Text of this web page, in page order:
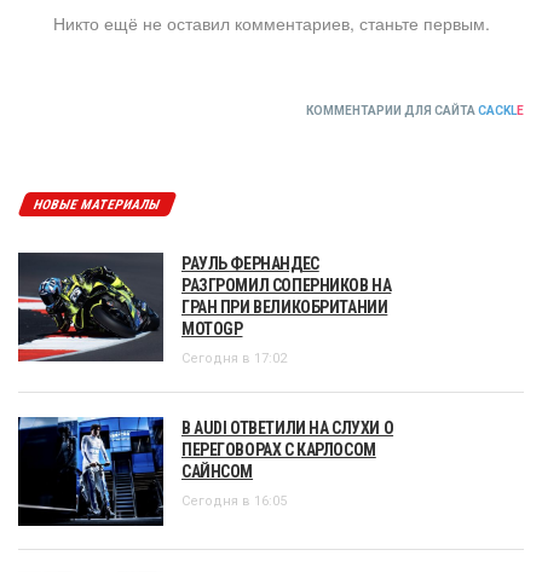
Никто ещё не оставил комментариев, станьте первым.
КОММЕНТАРИИ ДЛЯ САЙТА CACKLE
НОВЫЕ МАТЕРИАЛЫ
РАУЛЬ ФЕРНАНДЕС
РАЗГРОМИЛ СОПЕРНИКОВ НА
ГРАН ПРИ ВЕЛИКОБРИТАНИИ
MOTOGP
Сегодня в 17:02
В AUDI ОТВЕТИЛИ НА СЛУХИ О
ПЕРЕГОВОРАХ С КАРЛОСОМ
САЙНСОМ
Сегодня в 16:05